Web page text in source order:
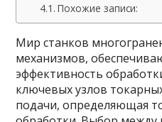
Похожие записи:
Мир станков
механизмов,
эффективность
ключевых узлов
подачи, определяющая